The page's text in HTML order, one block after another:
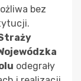
bez
odegrały